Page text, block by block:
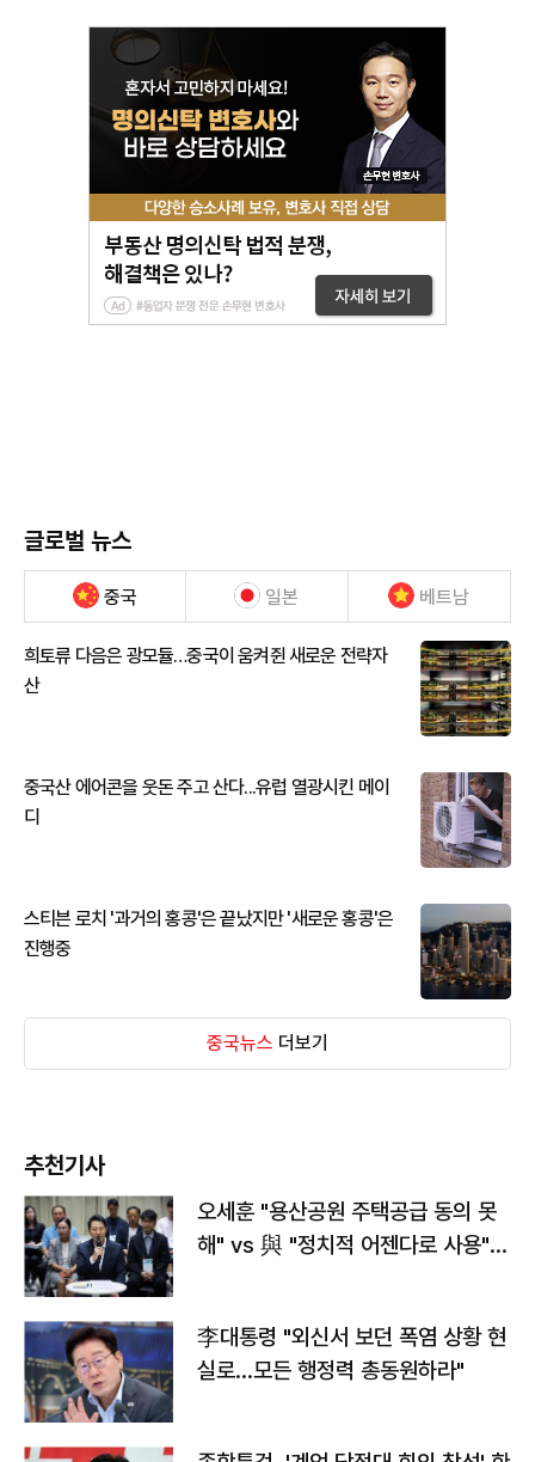
글로벌 뉴스
중국 일본 베트남
희토류 다음은 광모듈…중국이 움켜쥔 새로운 전략자
산
중국산 에어콘을 웃돈 주고 산다...유럽 열광시킨 메이
디
스티븐 로치 '과거의 홍콩'은 끝났지만 '새로운 홍콩'은
진행중
중국뉴스 더보기
추천기사
오세훈 "용산공원 주택공급 동의 못
해" vs 與 "정치적 어젠다로 사용"
李대통령 "외신서 보던 폭염 상황 현
실로…모든 행정력 총동원하라"